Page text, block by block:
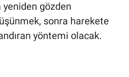
gözden
sonra harekete
yöntemi olacak.